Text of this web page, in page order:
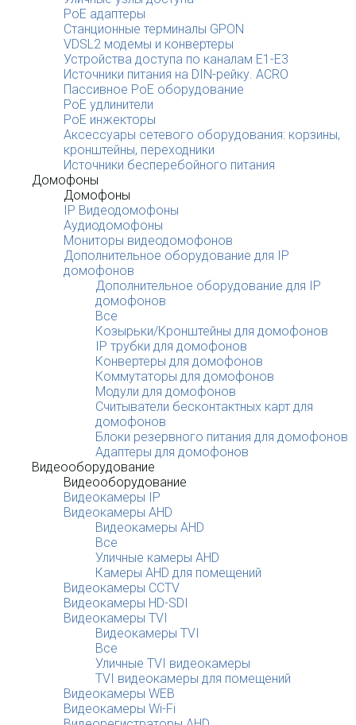
PoE адаптеры
Станционные терминалы GPON
VDSL2 модемы и конвертеры
Устройства доступа по каналам E1-E3
Источники питания на DIN-рейку. ACRO
Пассивное PoE оборудование
PoE удлинители
PoE инжекторы
Аксессуары сетевого оборудования: корзины,
кронштейны, переходники
Источники бесперебойного питания
Домофоны
Домофоны
IP Видеодомофоны
Аудиодомофоны
Мониторы видеодомофонов
Дополнительное оборудование для IP
домофонов
Дополнительное оборудование для IP
домофонов
Все
Козырьки/Кронштейны для домофонов
IP трубки для домофонов
Конвертеры для домофонов
Коммутаторы для домофонов
Модули для домофонов
Считыватели бесконтактных карт для
домофонов
Блоки резервного питания для домофонов
Адаптеры для домофонов
Видеооборудование
Видеооборудование
Видеокамеры IP
Видеокамеры AHD
Видеокамеры AHD
Все
Уличные камеры AHD
Камеры AHD для помещений
Видеокамеры CCTV
Видеокамеры HD-SDI
Видеокамеры TVI
Видеокамеры TVI
Все
Уличные TVI видеокамеры
TVI видеокамеры для помещений
Видеокамеры WEB
Видеокамеры Wi-Fi